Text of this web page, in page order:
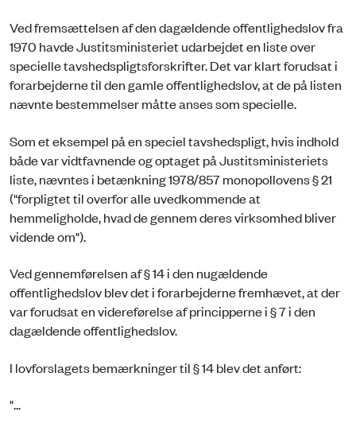
Ved fremsættelsen af den dagældende offentlighedslov fra
1970 havde Justitsministeriet udarbejdet en liste over
specielle tavshedspligtsforskrifter. Det var klart forudsat i
forarbejderne til den gamle offentlighedslov, at de på listen
nævnte bestemmelser måtte anses som specielle.
Som et eksempel på en speciel tavshedspligt, hvis indhold
både var vidtfavnende og optaget på Justitsministeriets
liste, nævntes i betænkning 1978/857 monopollovens § 21
("forpligtet til overfor alle uvedkommende at
hemmeligholde, hvad de gennem deres virksomhed bliver
vidende om").
Ved gennemførelsen af § 14 i den nugældende
offentlighedslov blev det i forarbejderne fremhævet, at der
var forudsat en videreførelse af principperne i § 7 i den
dagældende offentlighedslov.
I lovforslagets bemærkninger til § 14 blev det anført:
"...